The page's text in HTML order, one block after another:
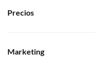
Precios
Marketing